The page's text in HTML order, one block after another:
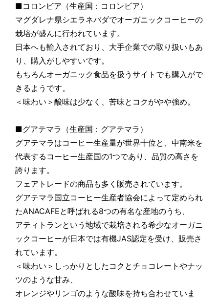
■コロンビア（生産国：コロンビア）
マグダレナ県シエラネバダでオーガニックコーヒーの
栽培が盛んに行われています。
日本へも輸入されており、大手企業での取り扱いもあ
り、購入がしやすいです。
もちろんオーガニック食品を扱うサイトでも購入がで
きるようです。
＜味わい＞酸味は少なく、苦味とコクがやや強め。
■グアテマラ（生産国：グアテマラ）
グアテマラはコーヒー生産量が世界十位と、中南米を
代表するコーヒー生産国の1つであり、品質の高さを
誇ります。
フェアトレードの商品も多く販売されています。
グアテマラ国立コーヒー生産者協会によって定められ
たANACAFEと呼ばれる8つの有名な産地のうち、
アティトランという地域で栽培される希少なオーガニ
ックコーヒーが日本では有機JAS認定を受け、販売さ
れています。
＜味わい＞しっかりとしたコクとチョコレートやナッ
ツのような甘み、
オレンジやリンゴのような酸味を持ち合わせていま